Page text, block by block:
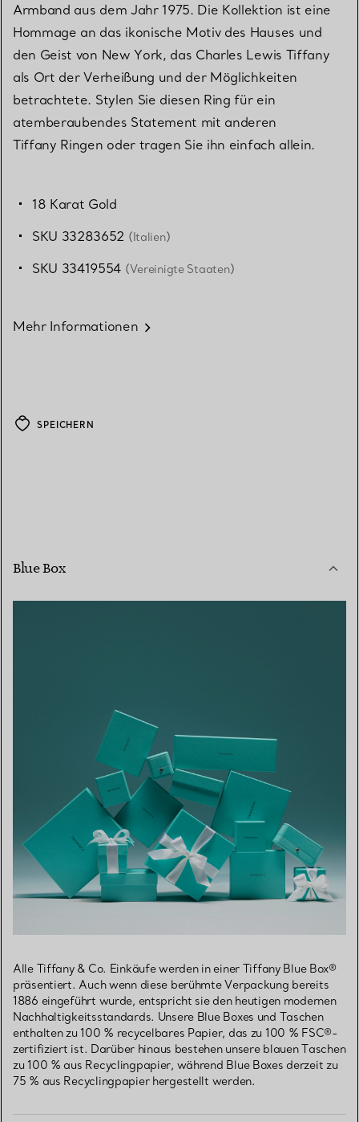
Armband aus dem Jahr 1975. Die Kollektion ist eine
Hommage an das ikonische Motiv des Hauses und
den Geist von New York, das Charles Lewis Tiffany
als Ort der Verheißung und der Möglichkeiten
betrachtete. Stylen Sie diesen Ring für ein
atemberaubendes Statement mit anderen
Tiffany Ringen oder tragen Sie ihn einfach allein.
18 Karat Gold
SKU 33283652 (Italien)
SKU 33419554 (Vereinigte Staaten)
Mehr Informationen
SPEICHERN
Blue Box
Alle Tiffany & Co. Einkäufe werden in einer Tiffany Blue Box®
präsentiert. Auch wenn diese berühmte Verpackung bereits
1886 eingeführt wurde, entspricht sie den heutigen modernen
Nachhaltigkeitsstandards. Unsere Blue Boxes und Taschen
enthalten zu 100 % recycelbares Papier, das zu 100 % FSC®-
zertifiziert ist. Darüber hinaus bestehen unsere blauen Taschen
zu 100 % aus Recyclingpapier, während Blue Boxes derzeit zu
75 % aus Recyclingpapier hergestellt werden.